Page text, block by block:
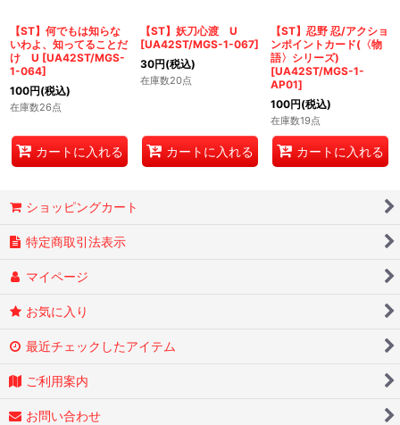
【ST】何でもは知らな
いわよ、知ってることだ
け U [UA42ST/MGS-
1-064]
100円(税込)
在庫数26点
カートに入れる
【ST】妖刀心渡 U
[UA42ST/MGS-1-067]
30円(税込)
在庫数20点
カートに入れる
【ST】忍野 忍/アクショ
ンポイントカード(〈物
語〉シリーズ)
[UA42ST/MGS-1-
AP01]
100円(税込)
在庫数19点
カートに入れる
ショッピングカート
特定商取引法表示
マイページ
お気に入り
最近チェックしたアイテム
ご利用案内
お問い合わせ